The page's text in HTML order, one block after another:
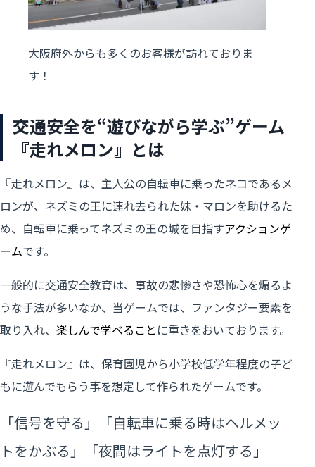
大阪府外からも多くのお客様が訪れておりま
す！
交通安全を“遊びながら学ぶ”ゲーム
『走れメロン』とは
『走れメロン』は、主人公の自転車に乗ったネコであるメ
ロンが、ネズミの王に連れ去られた妹・マロンを助けるた
め、自転車に乗ってネズミの王の城を目指すアクションゲ
ームです。
一般的に交通安全教育は、事故の悲惨さや恐怖心を煽るよ
うな手法が多いなか、当ゲームでは、ファンタジー要素を
取り入れ、 楽しんで学べること に重きをおいております。
『走れメロン』は、保育園児から小学校低学年程度の子ど
もに遊んでもらう事を想定して作られたゲームです。
「信号を守る」「自転車に乗る時はヘルメッ
トをかぶる」「夜間はライトを点灯する」